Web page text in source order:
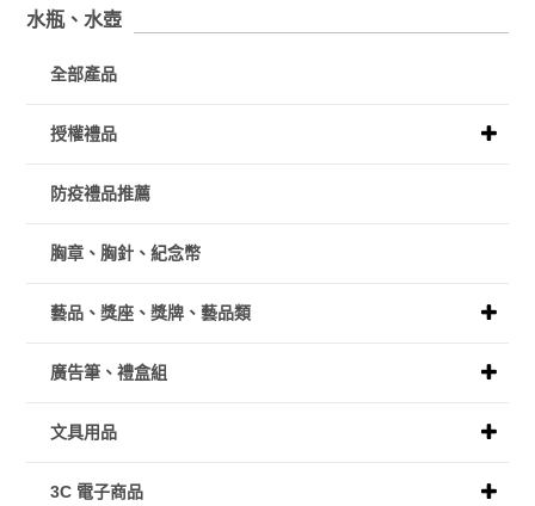
水瓶、水壺
全部產品
授權禮品
防疫禮品推薦
胸章、胸針、紀念幣
藝品、獎座、獎牌、藝品類
廣告筆、禮盒組
文具用品
3C 電子商品